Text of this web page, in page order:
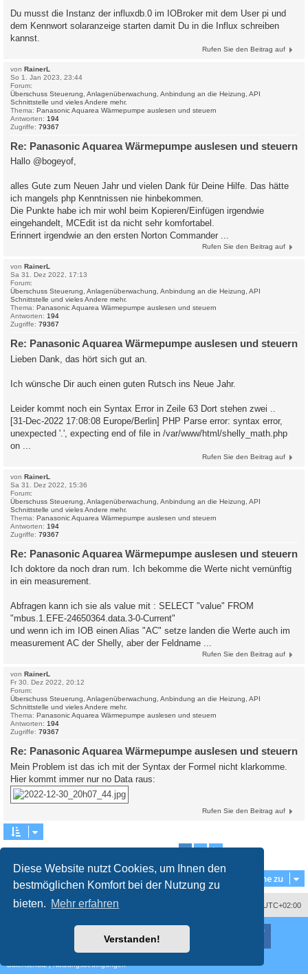
Diese Website nutzt Cookies, um Ihnen den
bestmöglichen Komfort bei der Nutzung zu
bieten. Mehr erfahren
Verstanden!
Du musst die Instanz der influxdb.0 im IOBroker mit dem User pi und
dem Kennwort solaranzeige starten damit Du in die Influx schreiben
kannst.
Rufen Sie den Beitrag auf
von RainerL
So 1. Jan 2023, 23:44
Forum:
Überschuss Steuerung, Anlagenüberwachung, Anbindung an die Heizung, API
Schnittstelle und vieles Andere mehr.
Thema: Panasonic Aquarea Wärmepumpe auslesen und steuern
Antworten: 194
Zugriffe: 79367
Re: Panasonic Aquarea Wärmepumpe auslesen und steuern
Hallo @bogeyof,
alles Gute zum Neuen Jahr und vielen Dank für Deine Hilfe. Das hätte
ich mangels php Kenntnissen nie hinbekommen.
Die Punkte habe ich mir wohl beim Kopieren/Einfügen irgendwie
eingehandelt, MCEdit ist da nicht sehr komfortabel.
Erinnert irgendwie an den ersten Norton Commander ...
Rufen Sie den Beitrag auf
von RainerL
Sa 31. Dez 2022, 17:13
Forum:
Überschuss Steuerung, Anlagenüberwachung, Anbindung an die Heizung, API
Schnittstelle und vieles Andere mehr.
Thema: Panasonic Aquarea Wärmepumpe auslesen und steuern
Antworten: 194
Zugriffe: 79367
Re: Panasonic Aquarea Wärmepumpe auslesen und steuern
Lieben Dank, das hört sich gut an.
Ich wünsche Dir auch einen guten Rutsch ins Neue Jahr.
Leider kommt noch ein Syntax Error in Zeile 63 Dort stehen zwei ..
[31-Dec-2022 17:08:08 Europe/Berlin] PHP Parse error: syntax error,
unexpected '.', expecting end of file in /var/www/html/shelly_math.php
on ...
Rufen Sie den Beitrag auf
von RainerL
Sa 31. Dez 2022, 15:36
Forum:
Überschuss Steuerung, Anlagenüberwachung, Anbindung an die Heizung, API
Schnittstelle und vieles Andere mehr.
Thema: Panasonic Aquarea Wärmepumpe auslesen und steuern
Antworten: 194
Zugriffe: 79367
Re: Panasonic Aquarea Wärmepumpe auslesen und steuern
Ich doktore da noch dran rum. Ich bekomme die Werte nicht vernünftig
in ein measurement.
Abfragen kann ich sie als value mit : SELECT "value" FROM
"mbus.1.EFE-24650364.data.3-0-Current"
und wenn ich im IOB einen Alias "AC" setze landen die Werte auch im
measurement AC der Shelly, aber der Feldname ...
Rufen Sie den Beitrag auf
von RainerL
Fr 30. Dez 2022, 20:12
Forum:
Überschuss Steuerung, Anlagenüberwachung, Anbindung an die Heizung, API
Schnittstelle und vieles Andere mehr.
Thema: Panasonic Aquarea Wärmepumpe auslesen und steuern
Antworten: 194
Zugriffe: 79367
Re: Panasonic Aquarea Wärmepumpe auslesen und steuern
Mein Problem ist das ich mit der Syntax der Formel nicht klarkomme.
Hier kommt immer nur no Data raus:
Rufen Sie den Beitrag auf
1 2
Gehe zu
UTC+02:00
Impressum
Nutzungsbedingungen Datenschutzerklärung
® Forum Software © phpBB Limited
Mazeltof2017
Datenschutz|Nutzungsbedingungen